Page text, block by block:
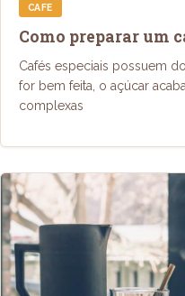
CAFE
Como preparar um
Cafés especiais possuem
for bem feita, o açúcar
complexas